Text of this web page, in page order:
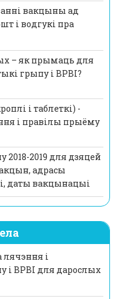
вакцыны ад
і водгукі пра
– як прымаць для
грыпу і ВРВІ?
і таблеткі) -
і правілы прыёму
2019 для дзяцей
адрасы
даты вакцынацыі
і
і ВРВІ для дарослых